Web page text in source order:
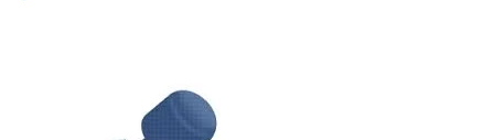
РЕСТРИКЦИИТЕ
ВЪРХУ
БИЗНЕСА